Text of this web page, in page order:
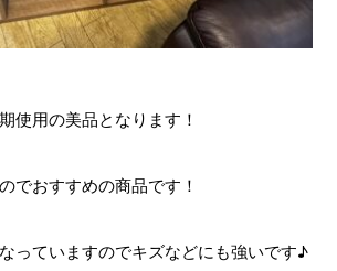
使用の美品となります！
でおすすめの商品です！
っていますのでキズなどにも強いです♪